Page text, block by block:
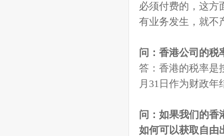
必须付费的，这方
有业务发生，就不
问：香港公司的税
答：香港的税率是
月31日作为财政
问：如果我们的香
如何可以获取自由